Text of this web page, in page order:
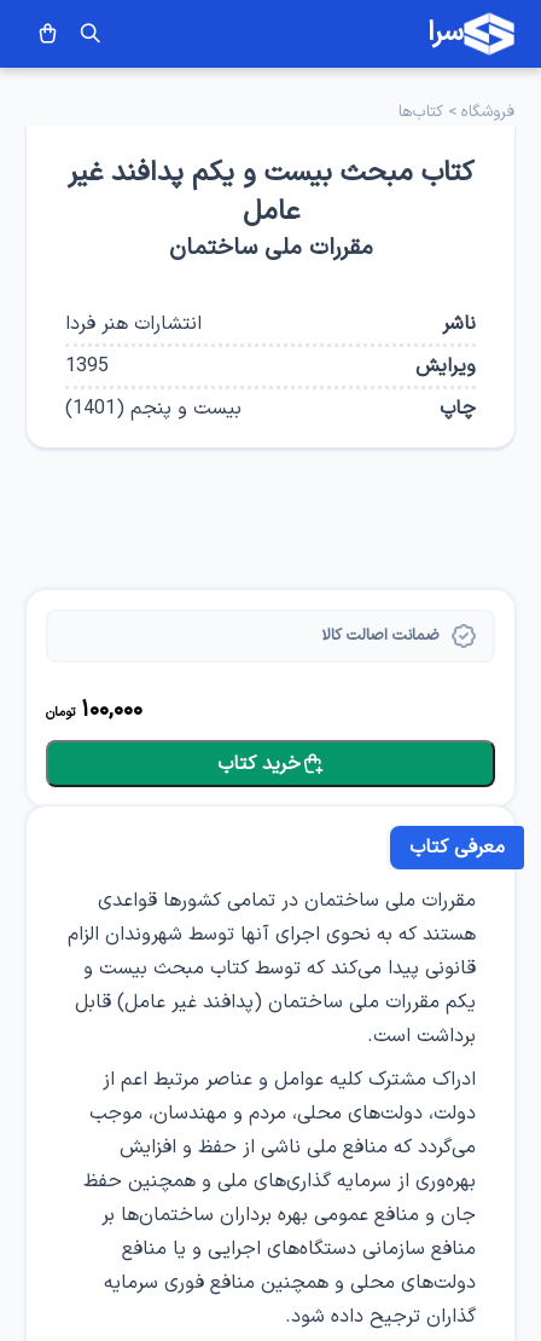
سرا
فروشگاه >کتاب‌ها
کتاب مبحث بیست و یکم پدافند غیر
عامل
مقررات ملی ساختمان
ناشر
انتشارات هنر فردا
ویرایش
1395
چاپ
بیست و پنجم(
1401
)
ضمانت اصالت کالا
100,000 تومان
خرید کتاب
معرفی کتاب
مقررات ملی ساختمان در تمامی کشورها قواعدی
هستند که به نحوی اجرای آنها توسط شهروندان الزام
قانونی پیدا می‌کند که توسط کتاب مبحث بیست و
یکم مقررات ملی ساختمان (پدافند غیر عامل) قابل
برداشت است.
ادراک مشترک کلیه عوامل و عناصر مرتبط اعم از
دولت، دولت‌های محلی، مردم و مهندسان، موجب
می‌گردد که منافع ملی ناشی از حفظ و افزایش
بهره‌وری از سرمایه گذاری‌های ملی و همچنین حفظ
جان و منافع عمومی بهره برداران ساختمان‌ها بر
منافع سازمانی دستگاه‌های اجرایی و یا منافع
دولت‌های محلی و همچنین منافع فوری سرمایه
گذاران ترجیح داده شود.